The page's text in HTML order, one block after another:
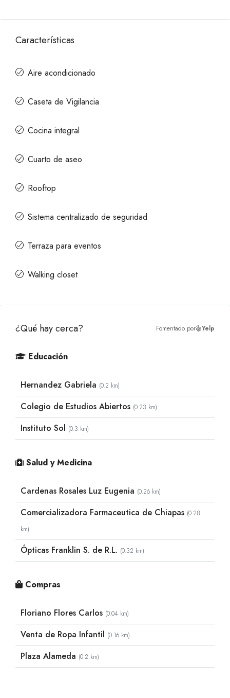
Características
Aire acondicionado
Caseta de Vigilancia
Cocina integral
Cuarto de aseo
Rooftop
Sistema centralizado de seguridad
Terraza para eventos
Walking closet
¿Qué hay cerca? Fomentado por Yelp
Educación
Hernandez Gabriela (0.2 km)
Colegio de Estudios Abiertos (0.23 km)
Instituto Sol (0.3 km)
Salud y Medicina
Cardenas Rosales Luz Eugenia (0.26 km)
Comercializadora Farmaceutica de Chiapas (0.28
km)
Ópticas Franklin S. de R.L. (0.32 km)
Compras
Floriano Flores Carlos (0.04 km)
Venta de Ropa Infantil (0.16 km)
Plaza Alameda (0.2 km)